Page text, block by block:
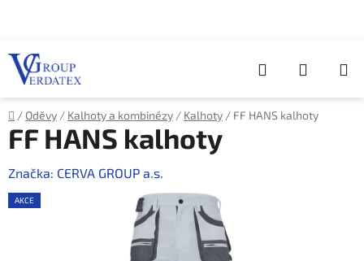
Hledat
KOŠÍK
Domů
/ Oděvy / Kalhoty a kombinézy / Kalhoty / FF HANS kalhoty
FF HANS kalhoty
Značka: CERVA GROUP a.s.
AKCE